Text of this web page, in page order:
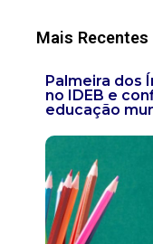
Mais Recentes
Palmeira dos
no IDEB e
educação